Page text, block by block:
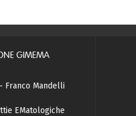
GIMEMA
Franco Mandelli
EMatologiche